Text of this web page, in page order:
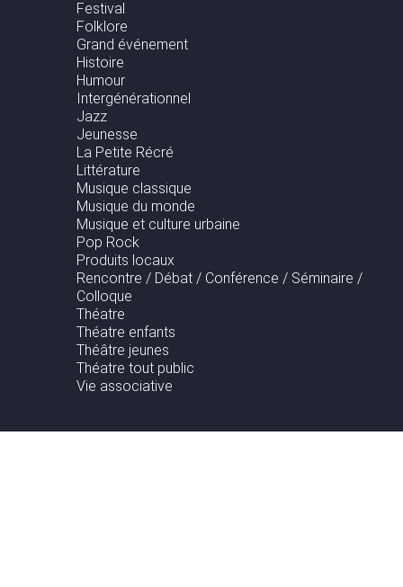
Festival
Folklore
Grand événement
Histoire
Humour
Intergénérationnel
Jazz
Jeunesse
La Petite Récré
Littérature
Musique classique
Musique du monde
Musique et culture urbaine
Pop Rock
Produits locaux
Rencontre / Débat / Conférence / Séminaire /
Colloque
Théatre
Théatre enfants
Théâtre jeunes
Théatre tout public
Vie associative